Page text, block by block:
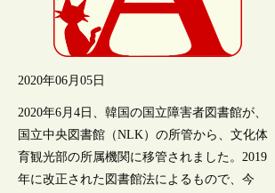
2020年06月05日
2020年6月4日、韓国の国立障害者図書館が、
国立中央図書館（NLK）の所管から、文化体
育観光部の所属機関に移管されました。2019
年に改正された図書館法によるもので、今